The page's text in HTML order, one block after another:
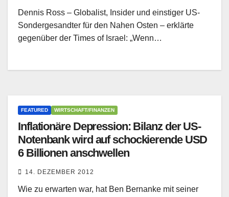
Dennis Ross – Globalist, Insider und einstiger US-
Sondergesandter für den Nahen Osten – erklärte
gegenüber der Times of Israel: „Wenn…
FEATURED WIRTSCHAFT/FINANZEN
Inflationäre Depression: Bilanz der US-
Notenbank wird auf schockierende USD
6 Billionen anschwellen
14. DEZEMBER 2012
Wie zu erwarten war, hat Ben Bernanke mit seiner